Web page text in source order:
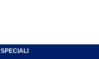
SPECIALI